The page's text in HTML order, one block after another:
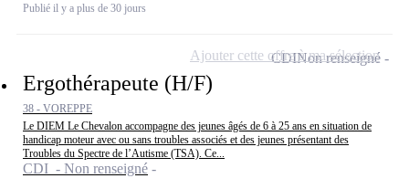
Publié il y a plus de 30 jours
Ergothérapeute (H/F)
38 - VOREPPE
Le DIEM Le Chevalon accompagne des jeunes âgés de 6 à 25 ans en situation de
handicap moteur avec ou sans troubles associés et des jeunes présentant des
Troubles du Spectre de l’Autisme (TSA). Ce...
CDI - Non renseigné
CDINon renseigné
Ajouter cette offre à ma sélection